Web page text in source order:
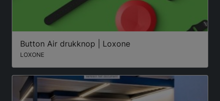
Button Air drukknop | Loxone
LOXONE